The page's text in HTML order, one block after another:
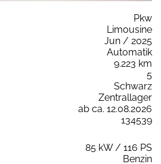
Pkw
Limousine
Jun / 2025
Automatik
9.223 km
5
Schwarz
Zentrallager
ab ca. 12.08.2026
134539
85 kW / 116 PS
Benzin